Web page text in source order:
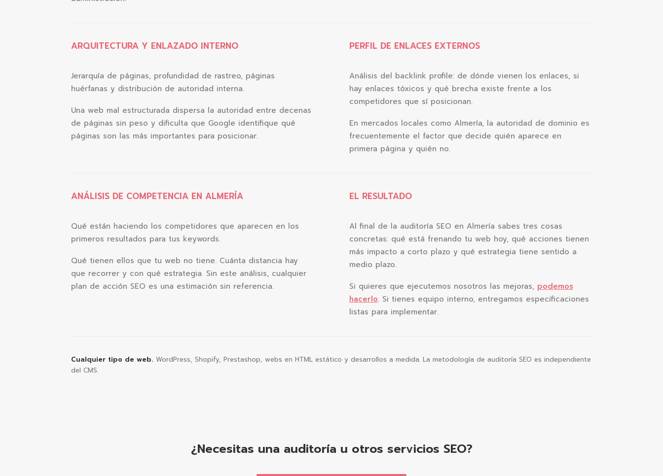
ARQUITECTURA Y ENLAZADO INTERNO
Jerarquía de páginas, profundidad de rastreo, páginas
huérfanas y distribución de autoridad interna.
Una web mal estructurada dispersa la autoridad entre decenas
de páginas sin peso y dificulta que Google identifique qué
páginas son las más importantes para posicionar.
PERFIL DE ENLACES EXTERNOS
Análisis del backlink profile: de dónde vienen los enlaces, si
hay enlaces tóxicos y qué brecha existe frente a los
competidores que sí posicionan.
En mercados locales como Almería, la autoridad de dominio es
frecuentemente el factor que decide quién aparece en
primera página y quién no.
ANÁLISIS DE COMPETENCIA EN ALMERÍA
Qué están haciendo los competidores que aparecen en los
primeros resultados para tus keywords.
Qué tienen ellos que tu web no tiene. Cuánta distancia hay
que recorrer y con qué estrategia. Sin este análisis, cualquier
plan de acción SEO es una estimación sin referencia.
EL RESULTADO
Al final de la auditoría SEO en Almería sabes tres cosas
concretas: qué está frenando tu web hoy, qué acciones tienen
más impacto a corto plazo y qué estrategia tiene sentido a
medio plazo.
Si quieres que ejecutemos nosotros las mejoras, podemos
hacerlo. Si tienes equipo interno, entregamos especificaciones
listas para implementar.
Cualquier tipo de web. WordPress, Shopify, Prestashop, webs en HTML estático y desarrollos a medida. La metodología de auditoría SEO es independiente
del CMS.
¿Necesitas una auditoría u otros servicios SEO?